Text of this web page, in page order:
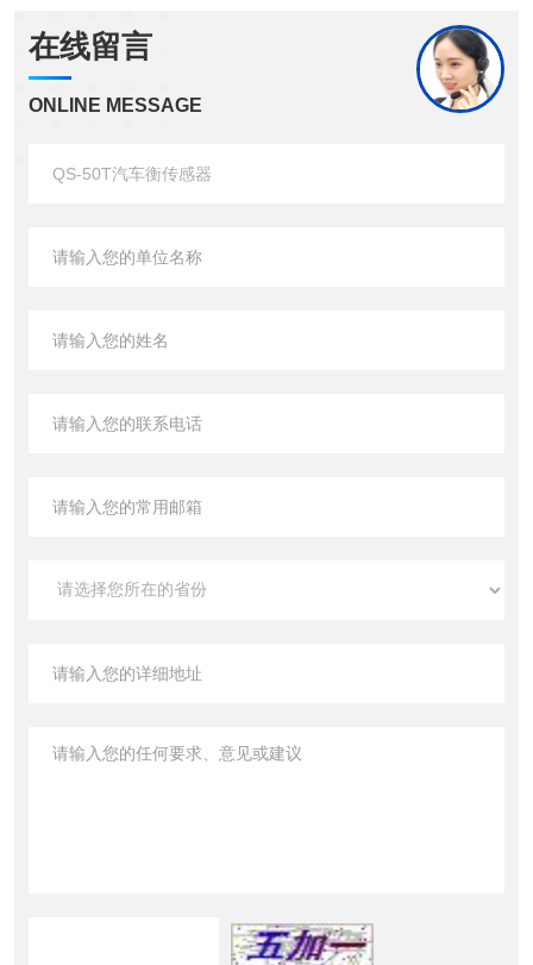
在线留言
ONLINE MESSAGE